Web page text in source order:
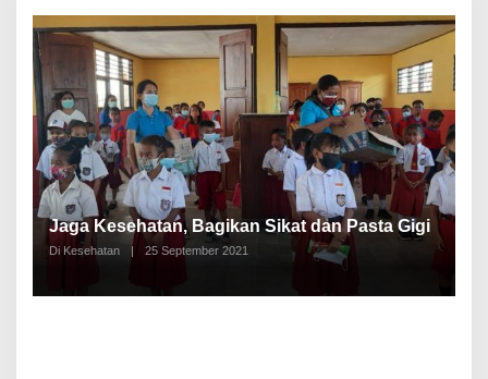
Jaga Kesehatan, Bagikan Sikat dan Pasta Gigi
Di Kesehatan 25 September 2021